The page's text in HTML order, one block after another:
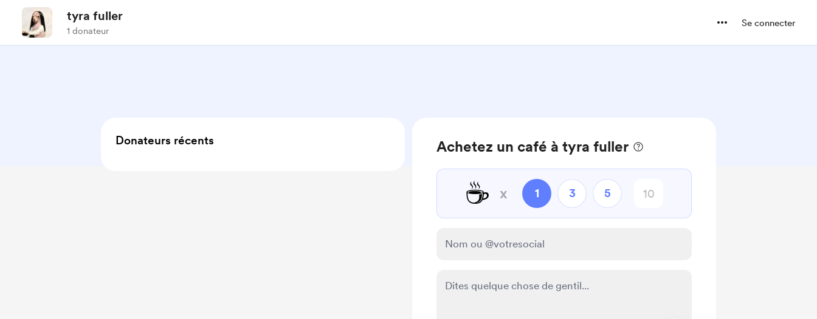
tyra fuller
1 donateur
Se connecter
Achetez un café à tyra fuller
☕ x 1 3 5
Donateurs récents